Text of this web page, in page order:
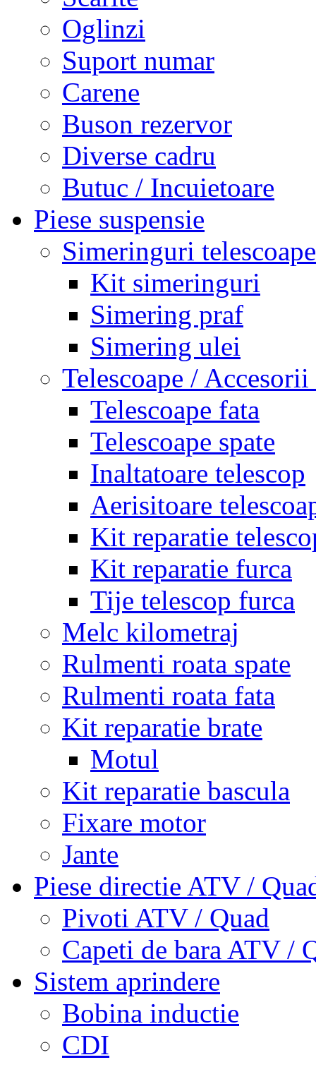
Oglinzi
Suport numar
Carene
Buson rezervor
Diverse cadru
Butuc / Incuietoare
Piese suspensie
Simeringuri telescoape
Kit simeringuri
Simering praf
Simering ulei
Telescoape / Accesorii
Telescoape fata
Telescoape spate
Inaltatoare telescop
Aerisitoare
Kit reparatie
Kit reparatie furca
Tije telescop furca
Melc kilometraj
Rulmenti roata spate
Rulmenti roata fata
Kit reparatie brate
Motul
Kit reparatie bascula
Fixare motor
Jante
Piese directie ATV /
Pivoti ATV / Quad
Capeti de bara ATV /
Sistem aprindere
Bobina inductie
CDI